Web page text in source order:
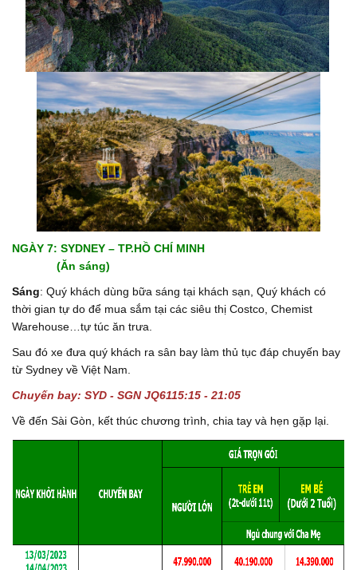
NGÀY 7: SYDNEY – TP.HỒ CHÍ MINH
(Ăn sáng)
Sáng: Quý khách dùng bữa sáng tại khách sạn, Quý khách có
thời gian tự do để mua sắm tại các siêu thị Costco, Chemist
Warehouse…tự túc ăn trưa.
Sau đó xe đưa quý khách ra sân bay làm thủ tục đáp chuyến bay
từ Sydney về Việt Nam.
Chuyến bay: SYD - SGN JQ6115:15 - 21:05
Về đến Sài Gòn, kết thúc chương trình, chia tay và hẹn gặp lại.